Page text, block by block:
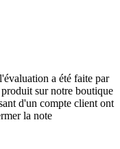
a été faite par
sur notre boutique
d'un compte client ont
la note